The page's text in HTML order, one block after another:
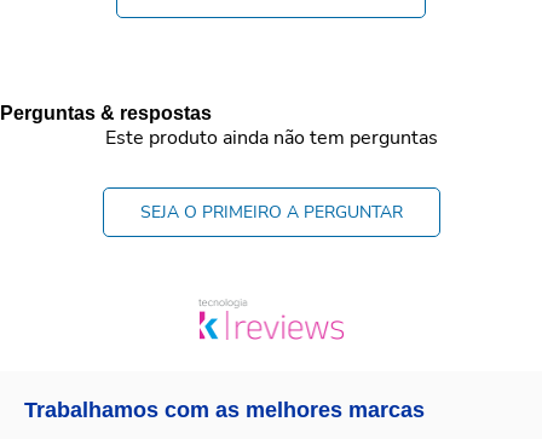
Perguntas & respostas
Este produto ainda não tem perguntas
SEJA O PRIMEIRO A PERGUNTAR
Trabalhamos com as melhores marcas